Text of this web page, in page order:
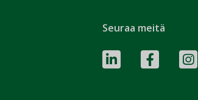
Seuraa meitä